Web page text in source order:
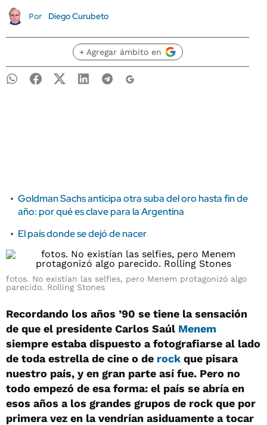
Por Diego Curubeto
+ Agregar ámbito en
Goldman Sachs anticipa otra suba del oro hasta fin de
año: por qué es clave para la Argentina
El país donde se dejó de nacer
fotos. No existían las selfies, pero Menem protagonizó algo
parecido. Rolling Stones
Recordando los años ’90 se tiene la sensación
de que el presidente Carlos Saúl Menem
siempre estaba dispuesto a fotografiarse al lado
de toda estrella de cine o de rock que pisara
nuestro país, y en gran parte así fue. Pero no
todo empezó de esa forma: el país se abría en
esos años a los grandes grupos de rock que por
primera vez en la vendrían asiduamente a tocar